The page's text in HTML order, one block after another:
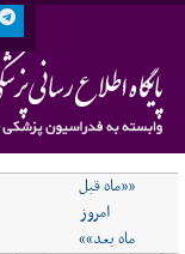
««ماه قبل
امروز
ماه بعد»»